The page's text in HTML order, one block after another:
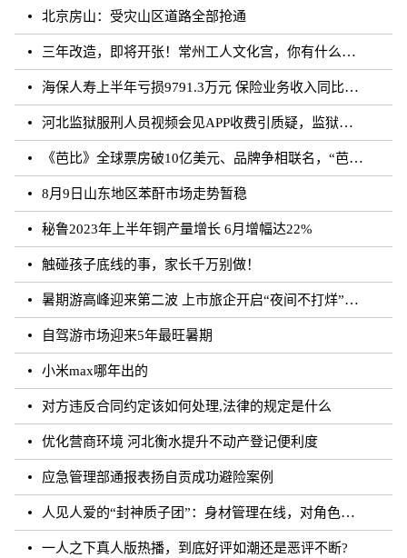
北京房山：受灾山区道路全部抢通
三年改造，即将开张！常州工人文化宫，你有什么话说？
海保人寿上半年亏损9791.3万元 保险业务收入同比增长约50.73%
河北监狱服刑人员视频会见APP收费引质疑，监狱：开发公司收取
《芭比》全球票房破10亿美元、品牌争相联名，“芭比”IP第二春来临？
8月9日山东地区苯酐市场走势暂稳
秘鲁2023年上半年铜产量增长 6月增幅达22%
触碰孩子底线的事，家长千万别做！
暑期游高峰迎来第二波 上市旅企开启“夜间不打烊”模式
自驾游市场迎来5年最旺暑期
小米max哪年出的
对方违反合同约定该如何处理,法律的规定是什么
优化营商环境 河北衡水提升不动产登记便利度
应急管理部通报表扬自贡成功避险案例
人见人爱的“封神质子团”：身材管理在线，对角色有信念｜文化观察
一人之下真人版热播，到底好评如潮还是恶评不断?